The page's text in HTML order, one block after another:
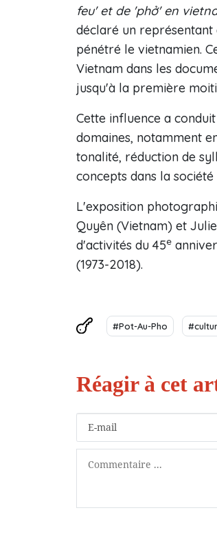
feu' et de 'phở' en
déclaré un représentant
pénétré le vietnamien.
Vietnam dans les
jusqu'à la première
Cette influence a
domaines, notamment
tonalité, réduction de
concepts dans la
L'exposition
Quyên (Vietnam) et
d'activités du 45e
(1973-2018).
#Pot-Au-Pho